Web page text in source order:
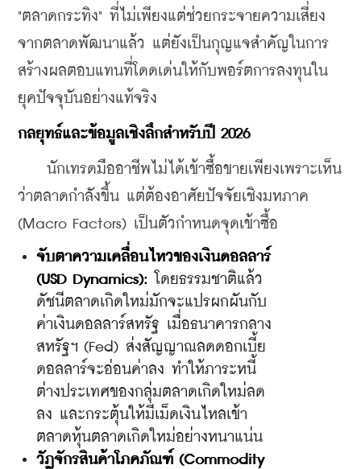
"ตลาดกระทิง" ที่ไม่เพียงแต่ช่วยกระจายความเสี่ยง
จากตลาดพัฒนาแล้ว แต่ยังเป็นกุญแจสำคัญในการ
สร้างผลตอบแทนที่โดดเด่นให้กับพอร์ตการลงทุนใน
ยุคปัจจุบันอย่างแท้จริง
กลยุทธ์และข้อมูลเชิงลึกสำหรับปี 2026
นักเทรดมืออาชีพไม่ได้เข้าซื้อขายเพียงเพราะเห็น
ว่าตลาดกำลังขึ้น แต่ต้องอาศัยปัจจัยเชิงมหภาค
(Macro Factors) เป็นตัวกำหนดจุดเข้าซื้อ
​จับตาความเคลื่อนไหวของเงินดอลลาร์
(USD Dynamics): โดยธรรมชาติแล้ว
ดัชนีตลาดเกิดใหม่มักจะแปรผกผันกับ
ค่าเงินดอลลาร์สหรัฐ เมื่อธนาคารกลาง
สหรัฐฯ (Fed) ส่งสัญญาณลดดอกเบี้ย
ดอลลาร์จะอ่อนค่าลง ทำให้ภาระหนี้
ต่างประเทศของกลุ่มตลาดเกิดใหม่ลด
ลง และกระตุ้นให้มีเม็ดเงินไหลเข้า
ตลาดหุ้นตลาดเกิดใหม่อย่างหนาแน่น
วัฏจักรสินค้าโภคภัณฑ์ (Commodity